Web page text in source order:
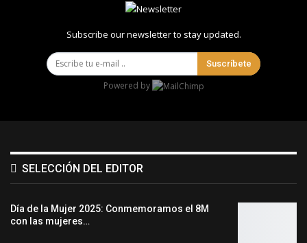
Subscribe our newsletter to stay updated.
Suscríbete
Powered by
SELECCIÓN DEL EDITOR
Día de la Mujer 2025: Conmemoramos el 8M
con las mujeres…